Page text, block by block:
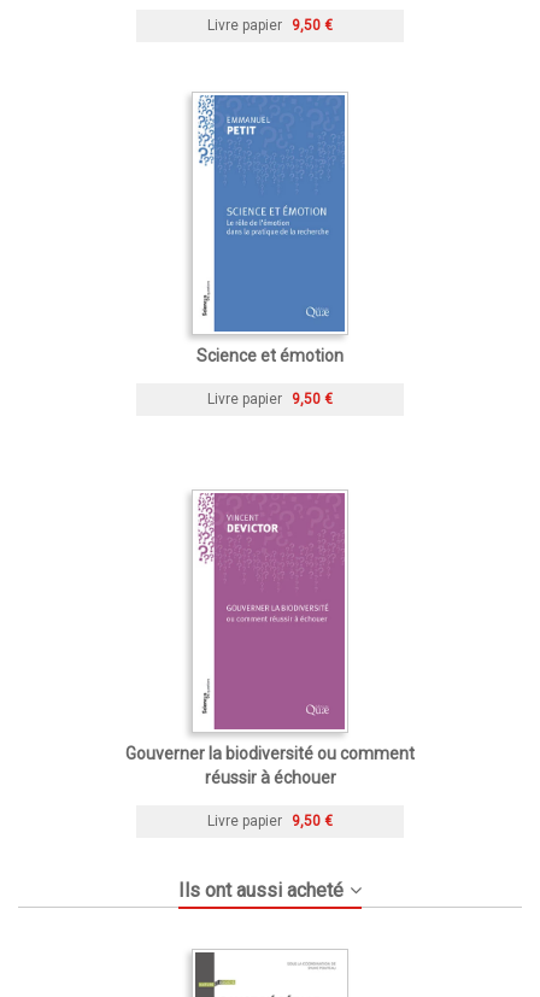
Livre papier 9,50 €
Science et émotion
Livre papier 9,50 €
Gouverner la biodiversité ou comment
réussir à échouer
Livre papier 9,50 €
Ils ont aussi acheté